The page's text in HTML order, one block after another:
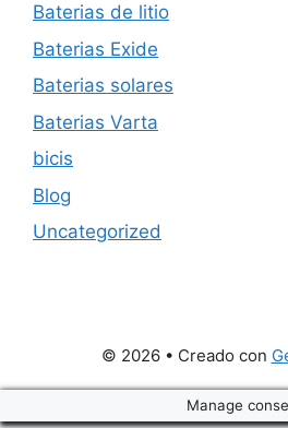
Baterias de litio
Baterias Exide
Baterias solares
Baterias Varta
bicis
Blog
Uncategorized
© 2026 • Creado con
Manage